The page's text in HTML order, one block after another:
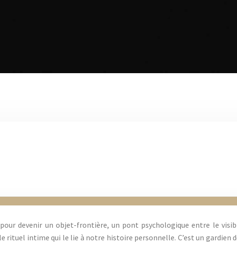
devenir un objet-frontière, un pont psychologique entre le
rituel intime qui le lie à notre histoire personnelle. C’est un gardien